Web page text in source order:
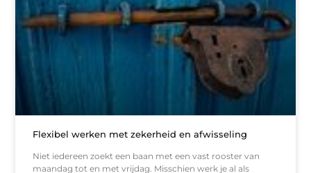
Flexibel werken met zekerheid en afwisseling
Niet iedereen zoekt een baan met een vast rooster van
maandag tot en met vrijdag. Misschien werk je al als